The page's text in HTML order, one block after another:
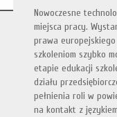
Nowoczesne
miejsca pracy.
prawa
szkoleniom szybko
etapie edukacji
działu
pełnienia roli w
na kontakt z